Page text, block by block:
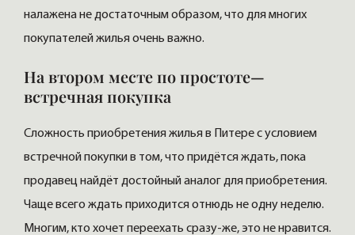
налажена не достаточным образом, что для многих
покупателей жилья очень важно.
На втором месте по простоте—
встречная покупка
Сложность приобретения жилья в Питере с условием
встречной покупки в том, что придётся ждать, пока
продавец найдёт достойный аналог для приобретения.
Чаще всего ждать приходится отнюдь не одну неделю.
Многим, кто хочет переехать сразу-же, это не нравится.